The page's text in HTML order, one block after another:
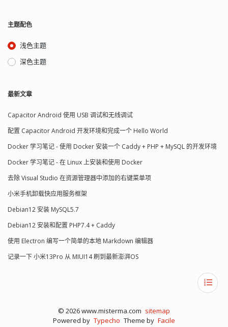
主题配色
浅色主题
深色主题
最新文章
Capacitor Android 使用 USB 调试和无线调试
配置 Capacitor Android 开发环境和完成一个 Hello World
Docker 学习笔记 - 使用 Docker 安装一个 Caddy + PHP + MySQL 的开发环境
Docker 学习笔记 - 在 Linux 上安装和使用 Docker
去除 Visual Studio 在资源管理器中添加的右键菜单项
小米手机卸载快应用服务框架
Debian12 安装 MySQL5.7
Debian12 安装和配置 PHP7.4 + Caddy
使用 Electron 编写一个简单的本地 Markdown 编辑器
记录一下 小米13Pro 从 MIUI14 刷到最新澎湃OS
© 2026 www.misterma.com sitemap
Powered by Typecho Theme by Facile